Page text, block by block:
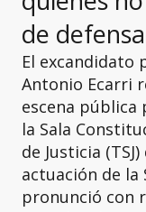
de defensa
El excandidato
Antonio Ecarri
escena pública
la Sala
de Justicia
actuación de la
pronunció con